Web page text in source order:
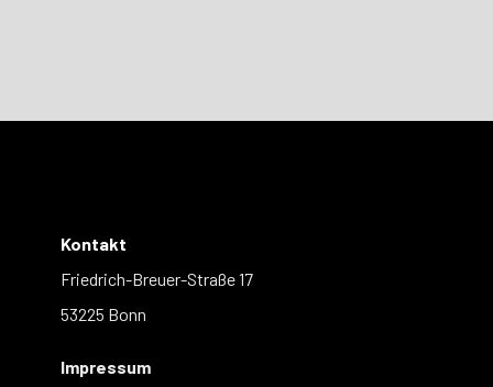
Kontakt
Friedrich-Breuer-Straße 17
53225 Bonn
Impressum